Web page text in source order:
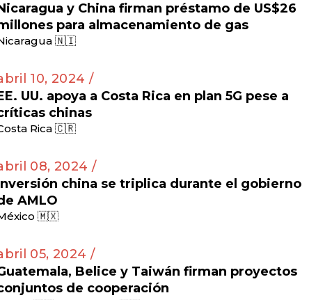
y China firman préstamo de US$26
para almacenamiento de gas
🇳🇮
10, 2024 /
UU. apoya a Costa Rica en plan 5G pese a
chinas
Rica 🇨🇷
08, 2024 /
china se triplica durante el gobierno
AMLO
🇲🇽
05, 2024 /
Belice y Taiwán firman proyectos
de cooperación